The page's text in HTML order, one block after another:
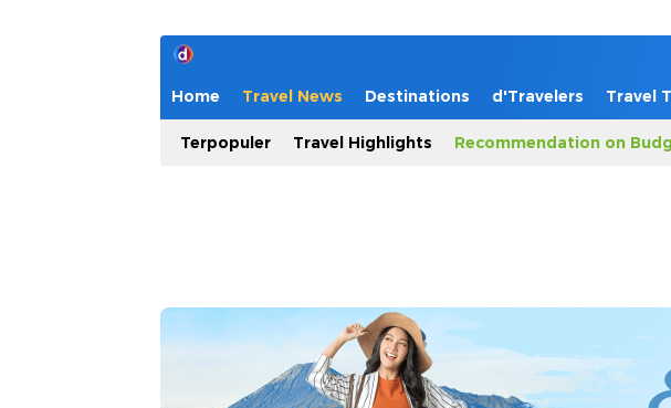
Home Travel News Destinations d'Travelers Travel
Terpopuler Travel Highlights Recommendation on